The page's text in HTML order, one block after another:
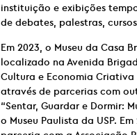
instituição e exibições
de debates, palestras,
Em 2023, o Museu da Casa
localizado na Avenida
Cultura e Economia
através de parcerias com
“Sentar, Guardar e Dormir:
o Museu Paulista da USP.